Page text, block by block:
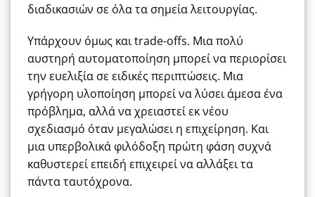
διαδικασιών σε όλα τα σημεία λειτουργίας.
Υπάρχουν όμως και trade-offs. Μια πολύ
αυστηρή αυτοματοποίηση μπορεί να περιορίσει
την ευελιξία σε ειδικές περιπτώσεις. Μια
γρήγορη υλοποίηση μπορεί να λύσει άμεσα ένα
πρόβλημα, αλλά να χρειαστεί εκ νέου
σχεδιασμό όταν μεγαλώσει η επιχείρηση. Και
μια υπερβολικά φιλόδοξη πρώτη φάση συχνά
καθυστερεί επειδή επιχειρεί να αλλάξει τα
πάντα ταυτόχρονα.